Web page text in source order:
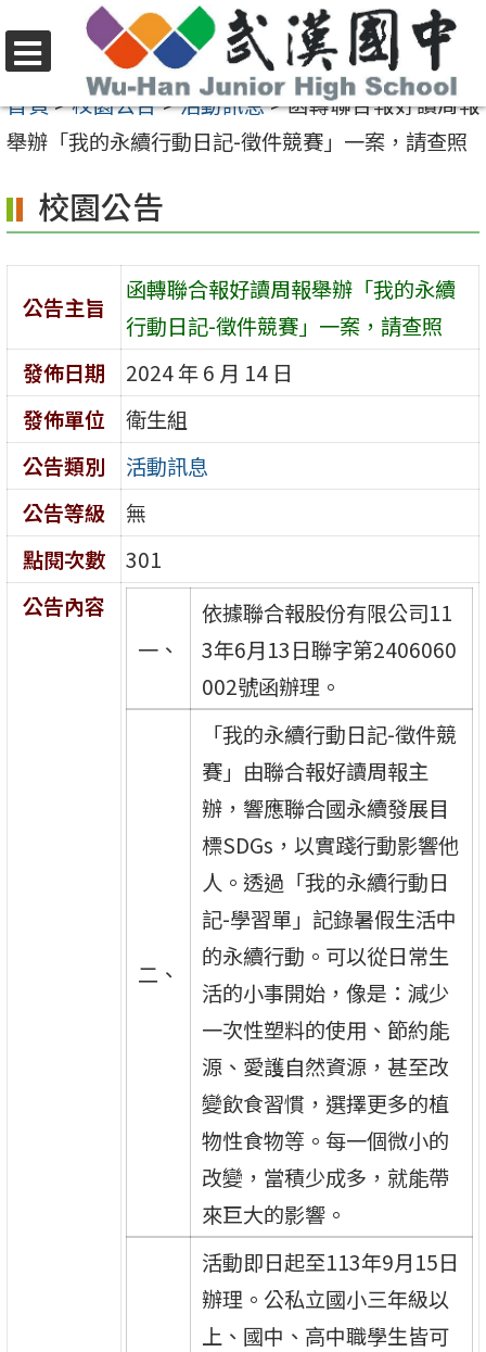
至
要
容
區
選
單
首頁>校園公告>活動訊息>函轉聯合報好讀周報
舉辦「我的永續行動日記-徵件競賽」一案，請查照
校園公告
公告主旨
函轉聯合報好讀周報舉辦「我的永續
行動日記-徵件競賽」一案，請查照
發佈日期
2024 年 6 月 14 日
發佈單位
衛生組
公告類別
活動訊息
公告等級
無
點閱次數
301
公告內容
一、
依據聯合報股份有限公司11
3年6月13日聯字第2406060
002號函辦理。
二、
「我的永續行動日記-徵件競
賽」由聯合報好讀周報主
辦，響應聯合國永續發展目
標SDGs，以實踐行動影響他
人。透過「我的永續行動日
記-學習單」記錄暑假生活中
的永續行動。可以從日常生
活的小事開始，像是：減少
一次性塑料的使用、節約能
源、愛護自然資源，甚至改
變飲食習慣，選擇更多的植
物性食物等。每一個微小的
改變，當積少成多，就能帶
來巨大的影響。
活動即日起至113年9月15日
辦理。公私立國小三年級以
上、國中、高中職學生皆可